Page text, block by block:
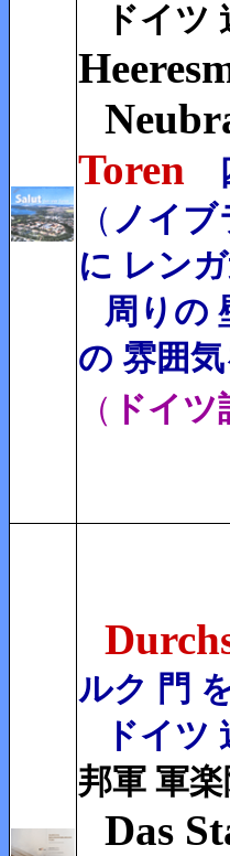
ドイ
Toren
（ ノイブ
に レン
周りの
の 雰囲
（ ドイ
ルク 門
ドイツ
邦軍 軍
Das